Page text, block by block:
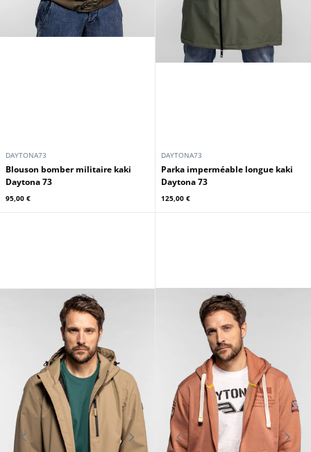
DAYTONA73
Blouson bomber militaire kaki
Daytona 73
95,00 €
DAYTONA73
Parka imperméable longue kaki
Daytona 73
125,00 €